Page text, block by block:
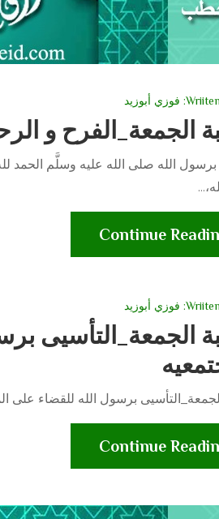
فوزي أبوزيد
الجمعة_الفرح و
برسول الله صلى الله عليه وسلَّم الحمد
Continue
فوزي أبوزيد
الجمعة_التأسيى
برسول الله للقضاء على
Continue